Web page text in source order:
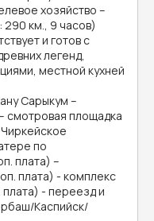
хозяйство –
км., 9 часов)
и готов с
легенд,
местной кухней
Сарыкум –
смотровая площадка
по
плата) –
плата) - комплекс
- переезд и
Каспийск/